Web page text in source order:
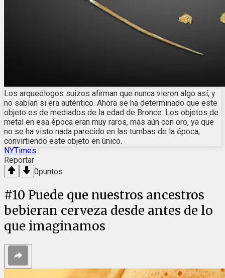
Los arqueólogos suizos afirman que nunca vieron algo así, y
no sabían si era auténtico. Ahora se ha determinado que este
objeto es de mediados de la edad de Bronce. Los objetos de
metal en esa época eran muy raros, más aún con oro, ya que
no se ha visto nada parecido en las tumbas de la época,
convirtiendo este objeto en único.
NYTimes
Reportar
0puntos
#10 Puede que nuestros ancestros
bebieran cerveza desde antes de lo
que imaginamos